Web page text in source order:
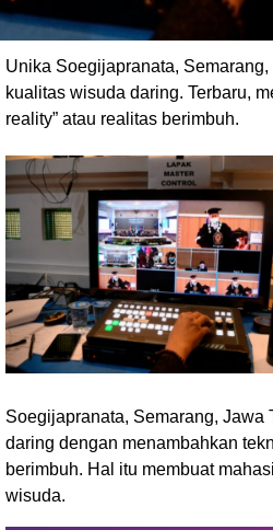
Unika Soegijapranata,
kualitas wisuda daring. Terbaru,
reality” atau realitas berimbuh.
Soegijapranata, Semarang, Jawa
daring dengan menambahkan
berimbuh. Hal itu membuat
wisuda.